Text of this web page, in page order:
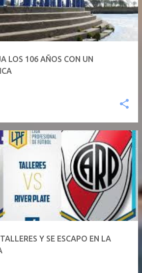
LOS 106 AÑOS CON UN
Y SE ESCAPO EN LA